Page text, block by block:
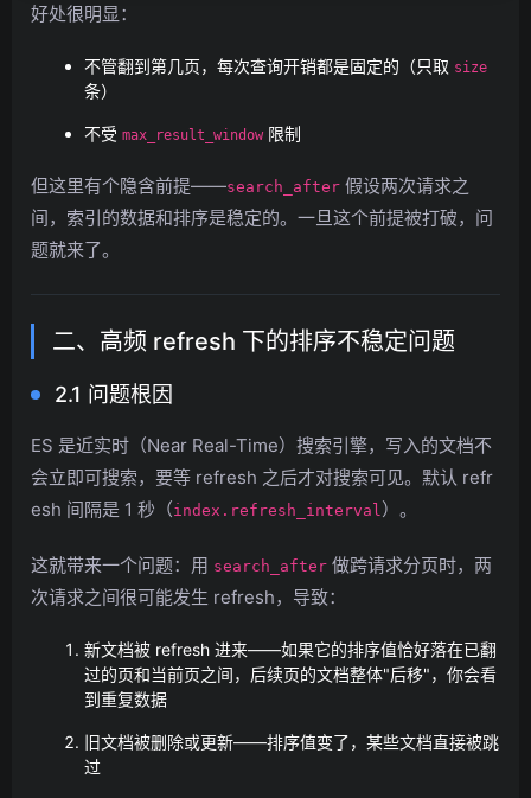
好处很明显：
不管翻到第几页，每次查询开销都是固定的（只取 size
条）
不受 max_result_window 限制
但这里有个隐含前提——search_after 假设两次请求之
间，索引的数据和排序是稳定的。一旦这个前提被打破，问
题就来了。
二、高频 refresh 下的排序不稳定问题
2.1 问题根因
ES 是近实时（Near Real-Time）搜索引擎，写入的文档不
会立即可搜索，要等 refresh 之后才对搜索可见。默认 refr
esh 间隔是 1 秒（index.refresh_interval）。
这就带来一个问题：用 search_after 做跨请求分页时，两
次请求之间很可能发生 refresh，导致：
新文档被 refresh 进来——如果它的排序值恰好落在已翻
过的页和当前页之间，后续页的文档整体"后移"，你会看
到重复数据
旧文档被删除或更新——排序值变了，某些文档直接被跳
过